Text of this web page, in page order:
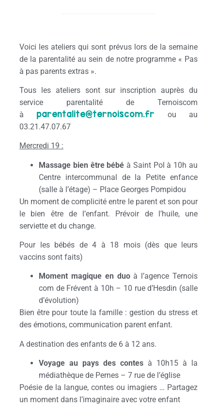
Voici les ateliers qui sont prévus lors de la semaine
de la parentalité au sein de notre programme « Pas
à pas parents extras ».
Tous les ateliers sont sur inscription auprès du
service parentalité de Ternoiscom
à parentalite@ternoiscom.fr ou au
03.21.47.07.67
Mercredi 19 :
Massage bien être bébé à Saint Pol à 10h au
Centre intercommunal de la Petite enfance
(salle à l’étage) – Place Georges Pompidou
Un moment de complicité entre le parent et son pour
le bien être de l’enfant. Prévoir de l’huile, une
serviette et du change.
Pour les bébés de 4 à 18 mois (dès que leurs
vaccins sont faits)
Moment magique en duoà l’agence Ternois
com de Frévent à 10h – 10 rue d’Hesdin (salle
d’évolution)
Bien être pour toute la famille : gestion du stress et
des émotions, communication parent enfant.
A destination des enfants de 6 à 12 ans.
Voyage au pays des contes à 10h15 à la
médiathèque de Pernes – 7 rue de l’église
Poésie de la langue, contes ou imagiers … Partagez
un moment dans l’imaginaire avec votre enfant